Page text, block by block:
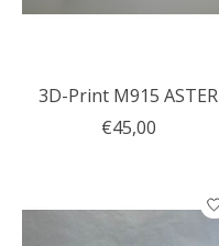
3D-Print M915 ASTER
€45,00